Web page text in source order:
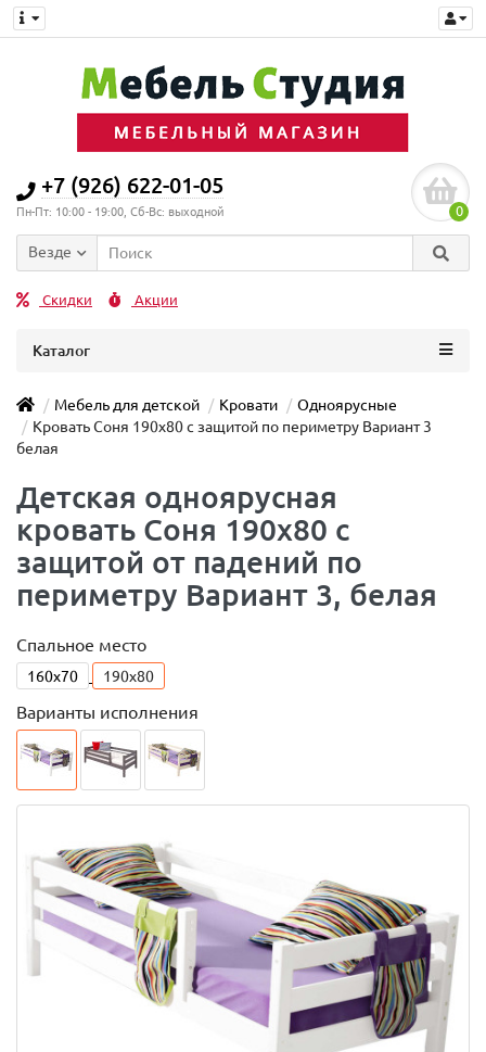
+7 (926) 622-01-05
Пн-Пт: 10:00 - 19:00, Сб-Вс: выходной 0
Везде
Скидки Акции
Каталог
Мебель для детской Кровати
Одноярусные
Кровать Соня 190x80 с защитой по периметру Вариант 3
белая
Детская одноярусная
кровать Соня 190x80 с
защитой от падений по
периметру Вариант 3, белая
Спальное место
160x70 190x80
Варианты исполнения